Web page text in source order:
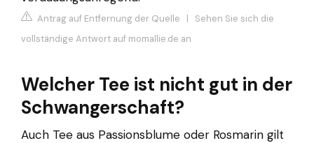
Antrag auf Entfernung der Quelle | Sehen Sie sich die
vollständige Antwort auf momallie.de an
Welcher Tee ist nicht gut in der
Schwangerschaft?
Auch Tee aus Passionsblume oder Rosmarin gilt